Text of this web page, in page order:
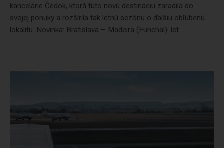
kancelárie Čedok, ktorá túto novú destináciu zaradila do
svojej ponuky a rozšírila tak letnú sezónu o ďalšiu obľúbenú
lokalitu. Novinka: Bratislava – Madeira (Funchal): let...